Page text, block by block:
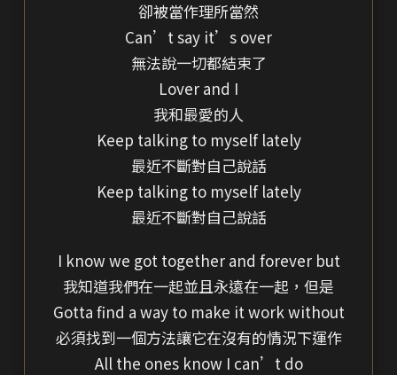
卻被當作理所當然
Can’t say it’s over
無法說一切都結束了
Lover and I
我和最愛的人
Keep talking to myself lately
最近不斷對自己說話
Keep talking to myself lately
最近不斷對自己說話
I know we got together and forever but
我知道我們在一起並且永遠在一起，但是
Gotta find a way to make it work without
必須找到一個方法讓它在沒有的情況下運作
All the ones know I can’t do